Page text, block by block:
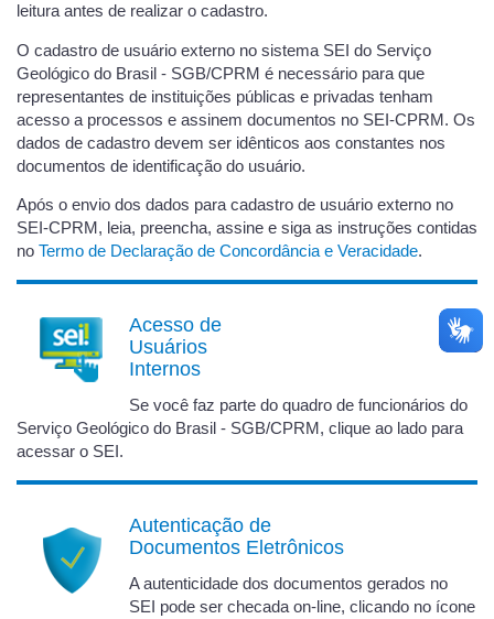
leitura antes de realizar o cadastro.
O cadastro de usuário externo no sistema SEI do Serviço
Geológico do Brasil - SGB/CPRM é necessário para que
representantes de instituições públicas e privadas tenham
acesso a processos e assinem documentos no SEI-CPRM. Os
dados de cadastro devem ser idênticos aos constantes nos
documentos de identificação do usuário.
Após o envio dos dados para cadastro de usuário externo no
SEI-CPRM, leia, preencha, assine e siga as instruções contidas
no Termo de Declaração de Concordância e Veracidade.
Acesso de
Usuários
Internos
Se você faz parte do quadro de funcionários do
Serviço Geológico do Brasil - SGB/CPRM, clique ao lado para
acessar o SEI.
Autenticação de
Documentos Eletrônicos
A autenticidade dos documentos gerados no
SEI pode ser checada on-line, clicando no ícone